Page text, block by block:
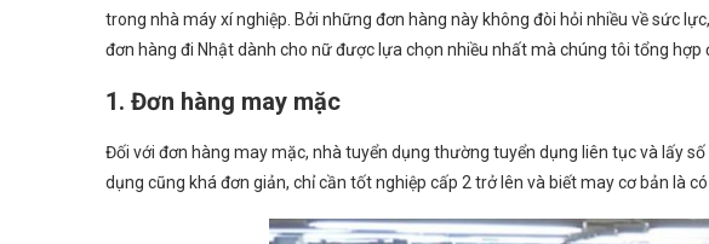
trong nhà máy xí nghiệp. Bởi những đơn hàng này không đòi hỏi nhiều về sức
đơn hàng đi Nhật dành cho nữ được lựa chọn nhiều nhất mà chúng tôi tổng hợp
1. Đơn hàng may mặc
Đối với đơn hàng may mặc, nhà tuyển dụng thường tuyển dụng liên tục và lấy
dụng cũng khá đơn giản, chỉ cần tốt nghiệp cấp 2 trở lên và biết may cơ bản là